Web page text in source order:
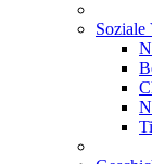
Soziale